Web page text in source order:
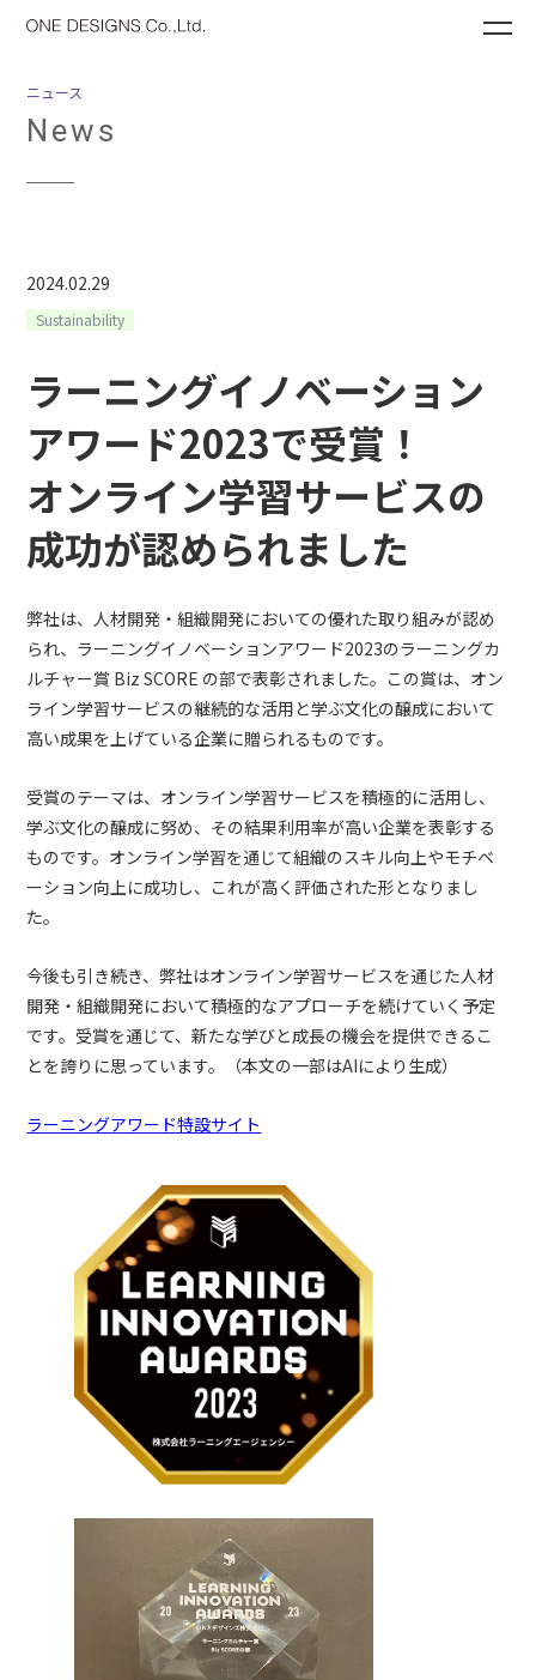
ニュース
News
2024.02.29
Sustainability
ラーニングイノベーション
アワード2023で受賞！
オンライン学習サービスの
成功が認められました
弊社は、人材開発・組織開発においての優れた取り組みが認め
られ、ラーニングイノベーションアワード2023のラーニングカ
ルチャー賞 Biz SCORE の部で表彰されました。この賞は、オン
ライン学習サービスの継続的な活用と学ぶ文化の醸成において
高い成果を上げている企業に贈られるものです。
受賞のテーマは、オンライン学習サービスを積極的に活用し、
学ぶ文化の醸成に努め、その結果利用率が高い企業を表彰する
ものです。オンライン学習を通じて組織のスキル向上やモチベ
ーション向上に成功し、これが高く評価された形となりまし
た。
今後も引き続き、弊社はオンライン学習サービスを通じた人材
開発・組織開発において積極的なアプローチを続けていく予定
です。受賞を通じて、新たな学びと成長の機会を提供できるこ
とを誇りに思っています。（本文の一部はAIにより生成）
ラーニングアワード特設サイト